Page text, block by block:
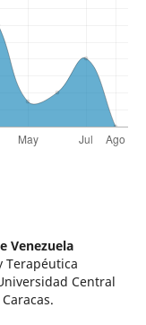
Venezuela
Terapéutica
Central